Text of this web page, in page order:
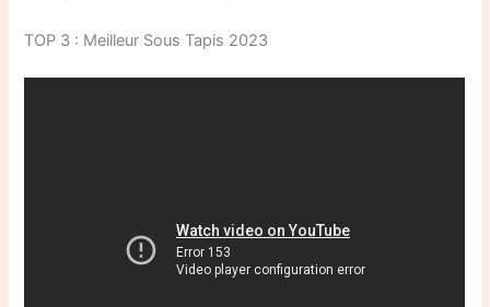
TOP 3 : Meilleur Sous Tapis 2023